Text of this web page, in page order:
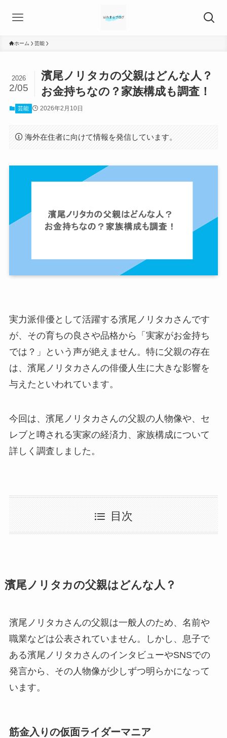
ホーム 芸能
濱尾ノリタカの父親はどんな人？
お金持ちなの？家族構成も調査！
2026
2/05
芸能 2026年2月10日
海外在住者に向けて情報を発信しています。
実力派俳優として活躍する濱尾ノリタカさんです
が、その育ちの良さや品格から「実家がお金持ち
では？」という声が絶えません。特に父親の存在
は、濱尾ノリタカさんの俳優人生に大きな影響を
与えたといわれています。
今回は、濱尾ノリタカさんの父親の人物像や、セ
レブと噂される実家の経済力、家族構成について
詳しく調査しました。
目次
濱尾ノリタカの父親はどんな人？
濱尾ノリタカさんの父親は一般人のため、名前や
職業などは公表されていません。しかし、息子で
ある濱尾ノリタカさんのインタビューやSNSでの
発言から、その人物像が少しずつ明らかになって
います。
筋金入りの仮面ライダーマニア